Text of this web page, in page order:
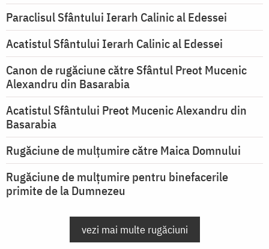
Paraclisul Sfântului Ierarh Calinic al Edessei
Acatistul Sfântului Ierarh Calinic al Edessei
Canon de rugăciune către Sfântul Preot Mucenic
Alexandru din Basarabia
Acatistul Sfântului Preot Mucenic Alexandru din
Basarabia
Rugăciune de mulţumire către Maica Domnului
Rugăciune de mulțumire pentru binefacerile
primite de la Dumnezeu
vezi mai multe rugăciuni